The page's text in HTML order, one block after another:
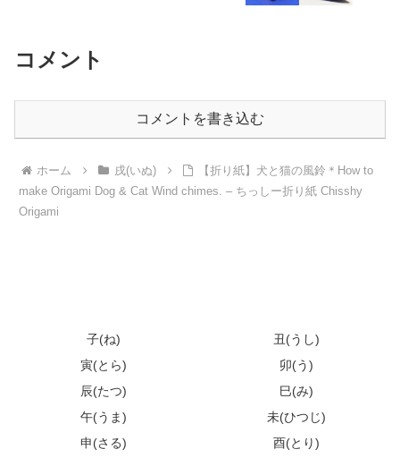
コメント
コメントを書き込む
ホーム 戌(いぬ)
【折り紙】犬と猫の風鈴＊How to
make Origami Dog & Cat Wind chimes. – ちっしー折り紙 Chisshy
Origami
子(ね)
丑(うし)
寅(とら)
卯(う)
辰(たつ)
巳(み)
午(うま)
未(ひつじ)
申(さる)
酉(とり)